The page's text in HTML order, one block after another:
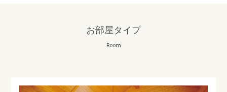
お部屋タイプ
Room